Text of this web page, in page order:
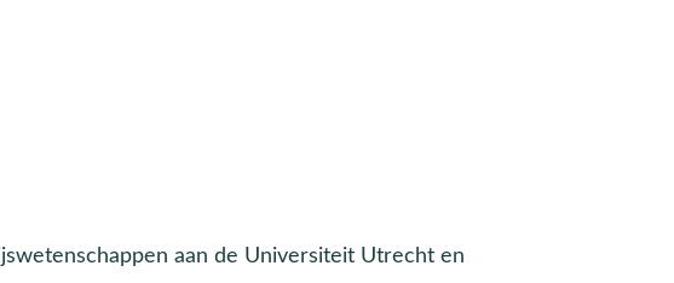
aan de Universiteit Utrecht en